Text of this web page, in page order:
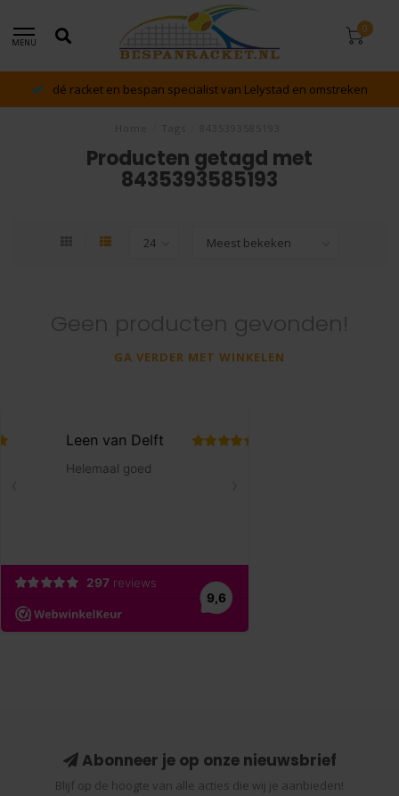
MENU
0
dé racket en bespan specialist van Lelystad en omstreken
Producten getagd met
8435393585193
Geen producten gevonden!
GA VERDER MET WINKELEN
Abonneer je op onze nieuwsbrief
Blijf op de hoogte van alle acties die wij je aanbieden!